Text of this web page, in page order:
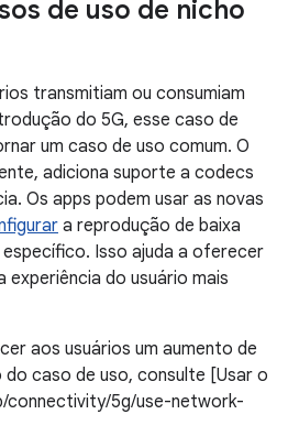
de uso de nicho
transmitiam ou consumiam
do 5G, esse caso de
um caso de uso comum. O
adiciona suporte a codecs
Os apps podem usar as novas
a reprodução de baixa
Isso ajuda a oferecer
experiência do usuário mais
aos usuários um aumento de
caso de uso, consulte [Usar o
connectivity/5g/use-network-